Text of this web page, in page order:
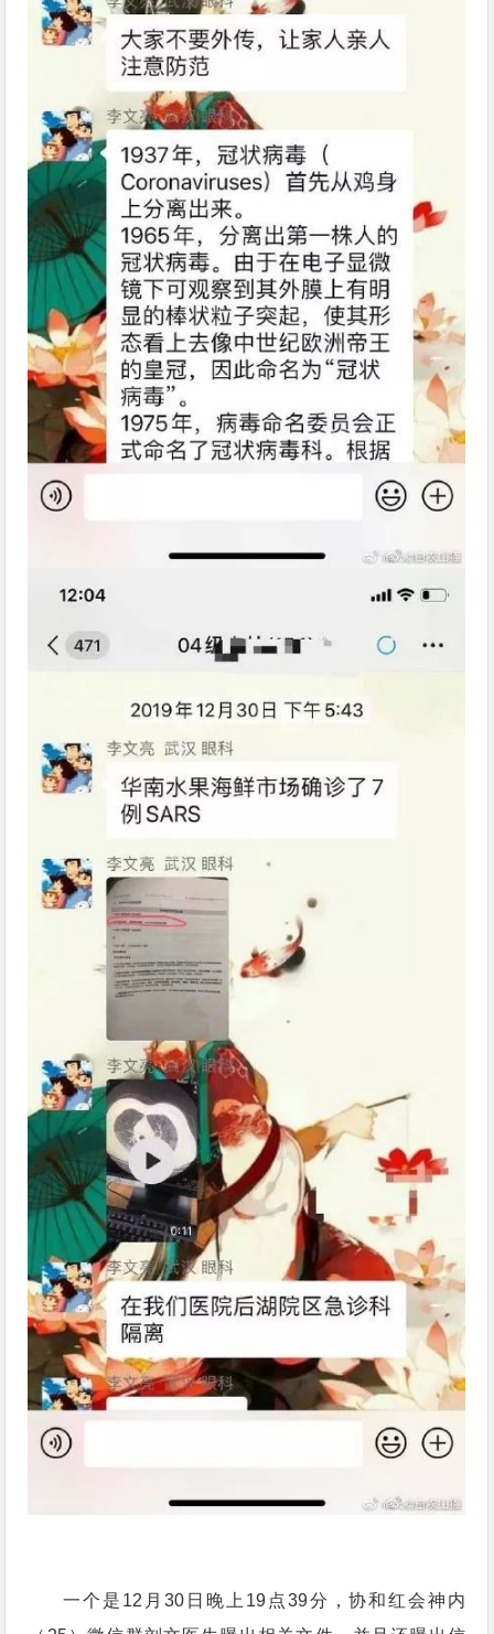
一个是12月30日晚上19点39分，协和红会神内